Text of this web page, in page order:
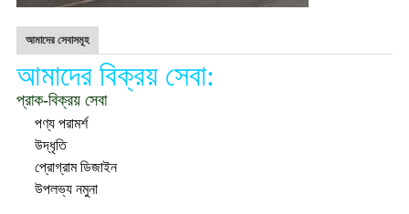
আমাদের সেবাসমূহ
আমাদের বিক্রয় সেবা:
প্রাক-বিক্রয় সেবা
পণ্য পরামর্শ
উদ্ধৃতি
প্রোগ্রাম ডিজাইন
উপলভ্য নমুনা